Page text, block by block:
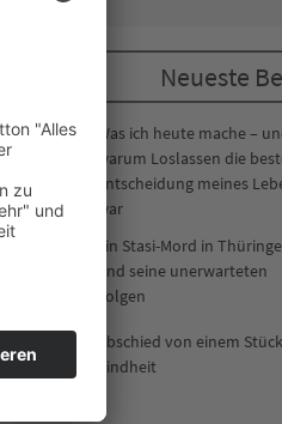
Neueste
Was ich heute mache –
warum Loslassen die
Entscheidung meines
war
Ein Stasi-Mord in
und seine unerwarteten
Folgen
Abschied von einem Stück
Kindheit